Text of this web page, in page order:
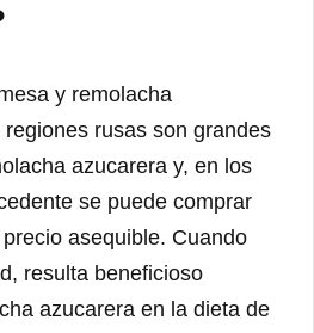
y remolacha
rusas son grandes
azucarera y, en los
se puede comprar
asequible. Cuando
resulta beneficioso
azucarera en la dieta de